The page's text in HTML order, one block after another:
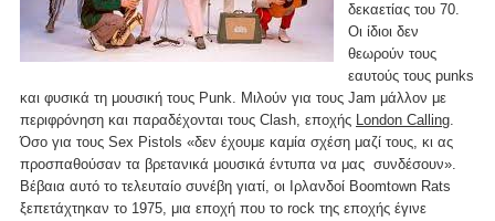
δεκαετίας του 70.
Οι ίδιοι δεν
θεωρούν τους
εαυτούς τους punks
και φυσικά τη μουσική τους Punk. Μιλούν για τους Jam μάλλον με
περιφρόνηση και παραδέχονται τους Clash, εποχής London Calling.
Όσο για τους Sex Pistols «δεν έχουμε καμία σχέση μαζί τους, κι ας
προσπαθούσαν τα βρετανικά μουσικά έντυπα να μας συνδέσουν».
Βέβαια αυτό το τελευταίο συνέβη γιατί, οι Ιρλανδοί Boomtown Rats
ξεπετάχτηκαν το 1975, μια εποχή που το rock της εποχής έγινε